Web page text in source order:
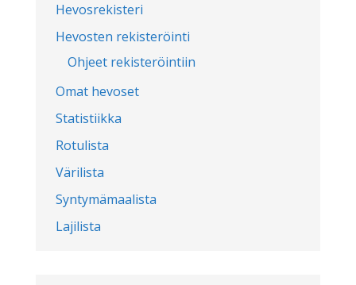
Hevosrekisteri
Hevosten rekisteröinti
Ohjeet rekisteröintiin
Omat hevoset
Statistiikka
Rotulista
Värilista
Syntymämaalista
Lajilista